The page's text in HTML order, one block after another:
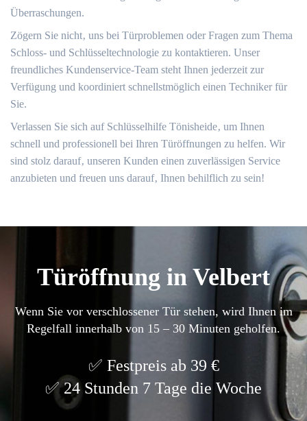
Überraschungen.
Zögern Sie nicht‚ uns bei Türproblemen oder Fragen zum Thema
Schloss- und Schlüsseltechnologie zu kontaktieren.​ Unser
freundliches Kundenservice-Team steht Ihnen jederzeit zur
Verfügung und koordiniert schnellstmöglich einen Techniker für
Sie.​
Verlassen Sie sich auf Schlüsselhilfe Tönisheide‚ um Ihnen
schnell und professionell bei Ihren Türöffnungen zu helfen.​ Wir
sind stolz darauf‚ unseren Kunden einen zuverlässigen Service
anzubieten und freuen uns darauf‚ Ihnen behilflich zu sein!
Türöffnung in Velbert
Wenn Sie vor verschlossener Tür stehen, wird Ihnen im
Regelfall innerhalb von 15 – 30 Minuten geholfen.
Festpreis ab 39 €
24 Stunden 7 Tage die Woche